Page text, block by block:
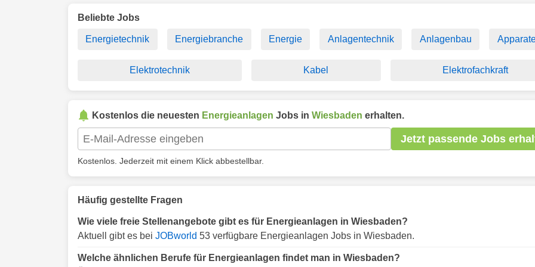
Beliebte Jobs
Energietechnik Energiebranche Energie Anlagentechnik Anlagenbau
Elektrotechnik Kabel Elektrofachkraft
Kostenlos die neuesten Energieanlagen Jobs in Wiesbaden erhalten.
Jetzt passende Jobs
Kostenlos. Jederzeit mit einem Klick abbestellbar.
Häufig gestellte Fragen
Wie viele freie Stellenangebote gibt es für Energieanlagen in Wiesbaden?
Aktuell gibt es bei JOBworld 53 verfügbare Energieanlagen Jobs in Wiesbaden.
Welche ähnlichen Berufe für Energieanlagen findet man in Wiesbaden?